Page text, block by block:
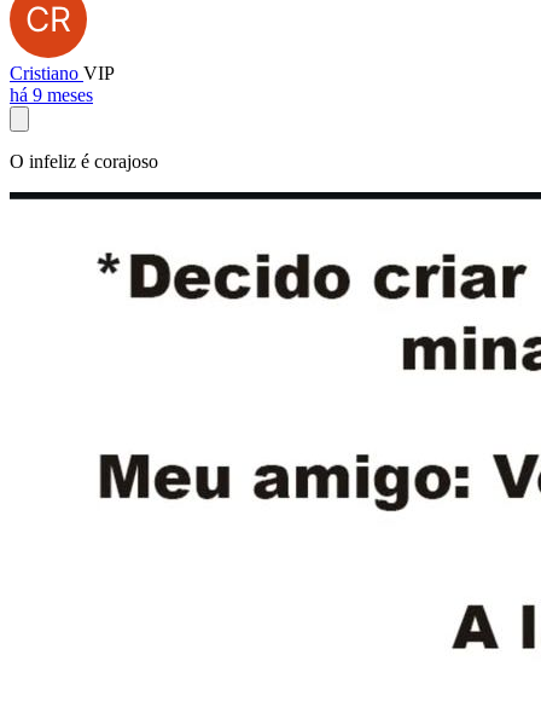
Cristiano VIP
há 9 meses
O infeliz é corajoso